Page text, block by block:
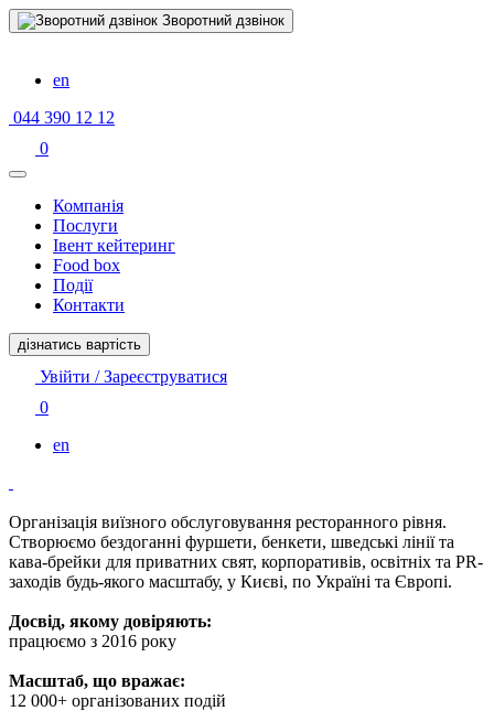
Зворотний дзвінок
en
044 390 12 12
0
Компанiя
Послуги
Івент кейтеринг
Food box
Події
Контакти
дізнатись вартість
Увійти / Зареєструватися
0
en
Організація виїзного обслуговування ресторанного рівня.
Створюємо бездоганні фуршети, бенкети, шведські лінії та
кава-брейки для приватних свят, корпоративів, освітніх та PR-
заходів будь-якого масштабу, у Києві, по Україні та Європі.
Досвід, якому довіряють:
працюємо з 2016 року
Масштаб, що вражає:
12 000+ організованих подій